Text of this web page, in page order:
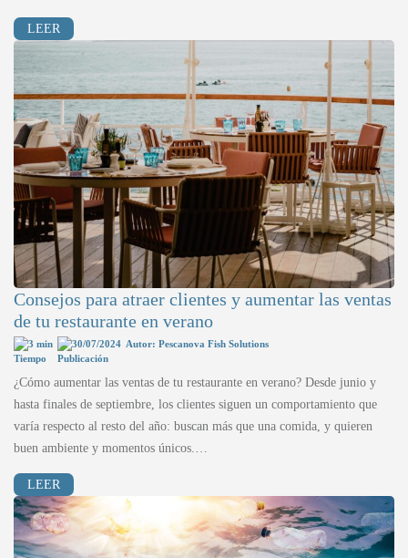
LEER
Consejos para atraer clientes y aumentar las ventas
de tu restaurante en verano
3 min 30/07/2024 Autor: Pescanova Fish Solutions
¿Cómo aumentar las ventas de tu restaurante en verano? Desde junio y
hasta finales de septiembre, los clientes siguen un comportamiento que
varía respecto al resto del año: buscan más que una comida, y quieren
buen ambiente y momentos únicos.…
LEER